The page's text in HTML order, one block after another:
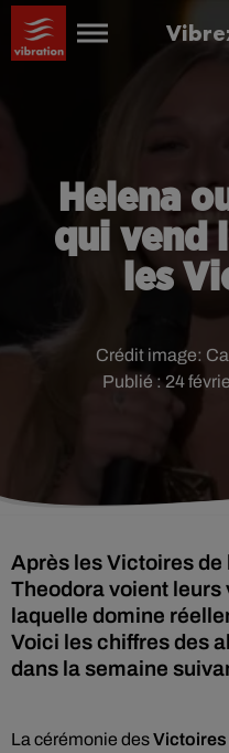
Helena
qui vend
les
Publié : 24
Crédit image:
Après les Victoires de
Theodora voient leurs
laquelle domine
Voici les chiffres des
dans la semaine
La cérémonie desVictoires